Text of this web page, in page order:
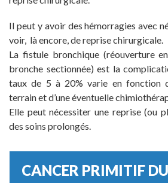
Il peut y avoir des hémorragies avec
voir, là encore, de reprise chirurgicale.
La fistule bronchique (réouverture
bronche sectionnée) est la
taux de 5 à 20% varie en fonction
terrain et d’une éventuelle
Elle peut nécessiter une reprise (ou
des soins prolongés.
CANCER PRIMITIF